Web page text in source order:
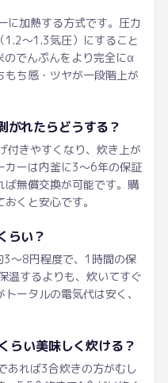
に加熱する方式です。圧力
1.2〜1.3気圧）にすること
でんぷんをより完全にα
ち感・ツヤが一段階上が
がれたらどうする？
付きやすくなり、炊き上が
カーは内釜に3〜6年の保証
ば無償交換が可能です。購
くと安心です。
らい？
〜8円程度で、1時間の保
温するよりも、炊いてすぐ
ータルの電気代は安く、
らい美味しく炊ける？
あれば3合炊きの方がむし